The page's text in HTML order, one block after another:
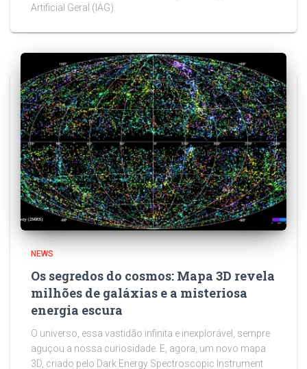
Artificial Geral (IAG).
NEWS
Os segredos do cosmos: Mapa 3D revela
milhões de galáxias e a misteriosa
energia escura
O universo, essa vastidão infinita e inexplorável, sempre
aguçou a nossa curiosidade. E, agora, um novo mapa
3D, criado pelo Dark Energy Spectroscopic Instrument